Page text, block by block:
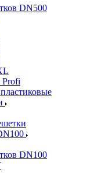
DN500
Profi
DN100